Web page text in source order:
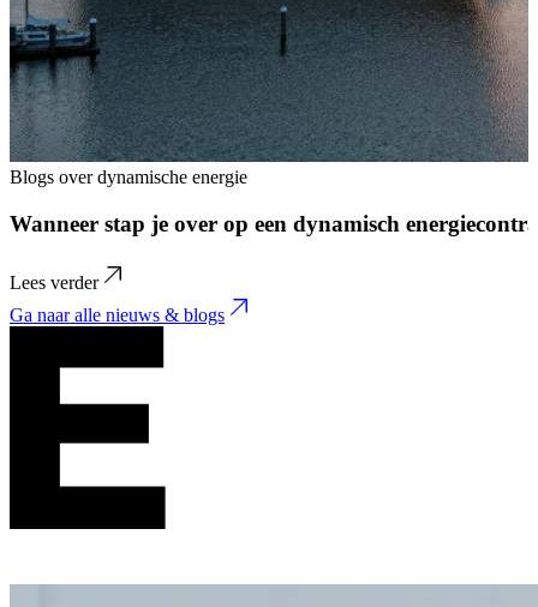
Blogs over dynamische energie
Wanneer stap je over op een dynamisch
Lees verder
Ga naar alle nieuws & blogs